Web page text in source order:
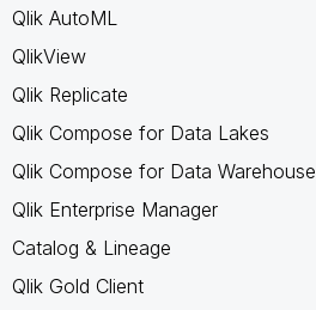
Qlik AutoML
QlikView
Qlik Replicate
Qlik Compose for Data Lakes
Qlik Compose for Data Warehouse
Qlik Enterprise Manager
Catalog & Lineage
Qlik Gold Client